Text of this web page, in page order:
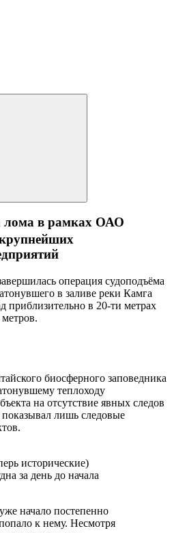
лома в рамках ОАО
операция судоподъёма
в заливе реки Камга
приблизительно в 20-ти метрах
биосферного заповедника
теплоходу
на отсутствие явных следов
лишь следовые
исторические)
за день до начала
начало постепенно
к нему. Несмотря